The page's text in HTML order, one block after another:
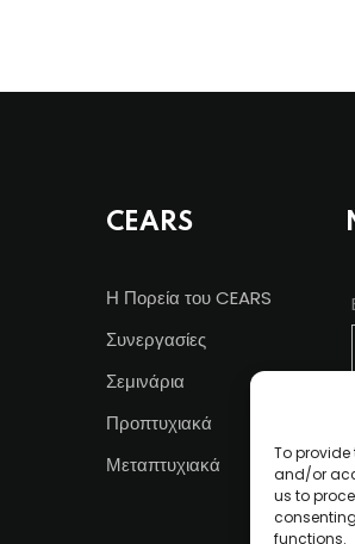
To provide
and/or
us to
functions.
CEARS
Η Πορεία του CEARS
Συνεργασίες
Σεμινάρια
Προπτυχιακά
Μεταπτυχιακά